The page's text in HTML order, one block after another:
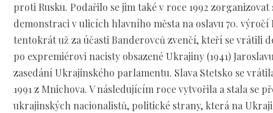
proti Rusku. Podařilo se jim také v roce 1992
demonstraci v ulicích hlavního města na oslavu 70.
tentokrát už za účasti Banderovců zvenčí, kteří se vrátili
po expremiérovi nacisty obsazené Ukrajiny (1941)
zasedání Ukrajinského parlamentu. Slava Stetsko se
1991 z Mnichova. V následujícím roce vytvořila a stala se
ukrajinských nacionalistů, politické strany, která na